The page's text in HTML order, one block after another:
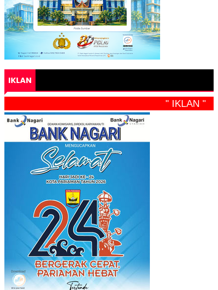
IKLAN
" IKLAN "